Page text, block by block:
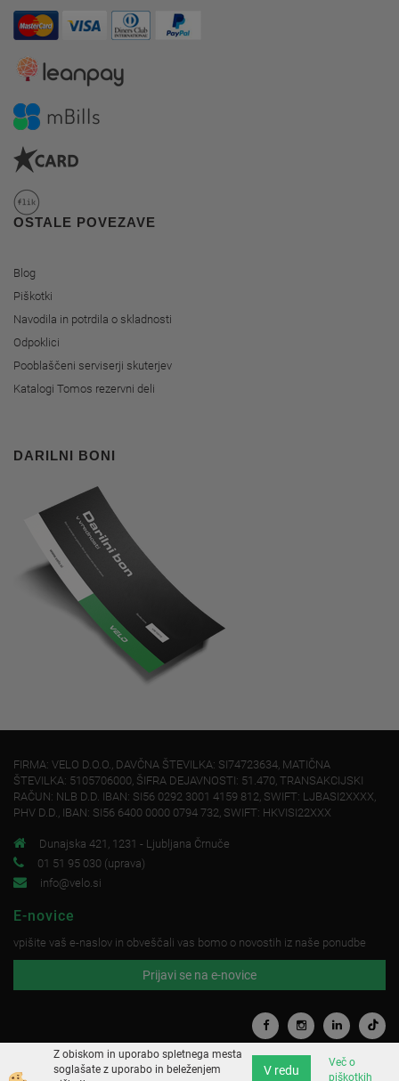
OSTALE POVEZAVE
Blog
Piškotki
Navodila in potrdila o skladnosti
Odpoklici
Pooblaščeni serviserji skuterjev
Katalogi Tomos rezervni deli
DARILNI BONI
FIRMA: VELO D.O.O., DAVČNA ŠTEVILKA: SI74723634, MATIČNA
ŠTEVILKA: 5105706000, ŠIFRA DEJAVNOSTI: 51.470, TRANSAKCIJSKI
RAČUN: NLB D.D. IBAN: SI56 0292 3001 4159 812, SWIFT: LJBASI2XXXX,
PHV D.D., IBAN: SI56 6400 0000 0794 732, SWIFT: HKVISI22XXX
Dunajska 421, 1231 - Ljubljana Črnuče
01 51 95 030 (uprava)
info@velo.si
E-novice
vpišite vaš e-naslov in obveščali vas bomo o novostih iz naše ponudbe
Prijavi se na e-novice
Z obiskom in uporabo spletnega mesta
soglašate z uporabo in beleženjem
V redu
Več o
piškotkih